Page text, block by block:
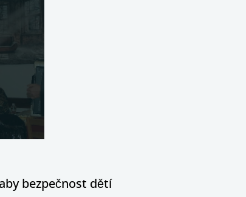
bezpečnost dětí